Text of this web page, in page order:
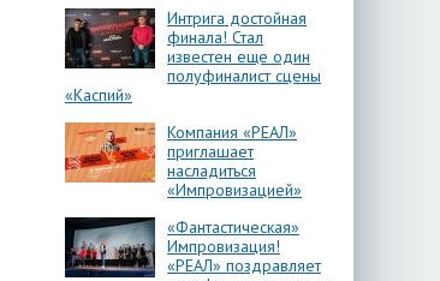
Интрига достойная
финала! Стал
известен еще один
полуфиналист сцены
«Каспий»
Компания «РЕАЛ»
приглашает
насладиться
«Импровизацией»
«Фантастическая»
Импровизация!
«РЕАЛ» поздравляет